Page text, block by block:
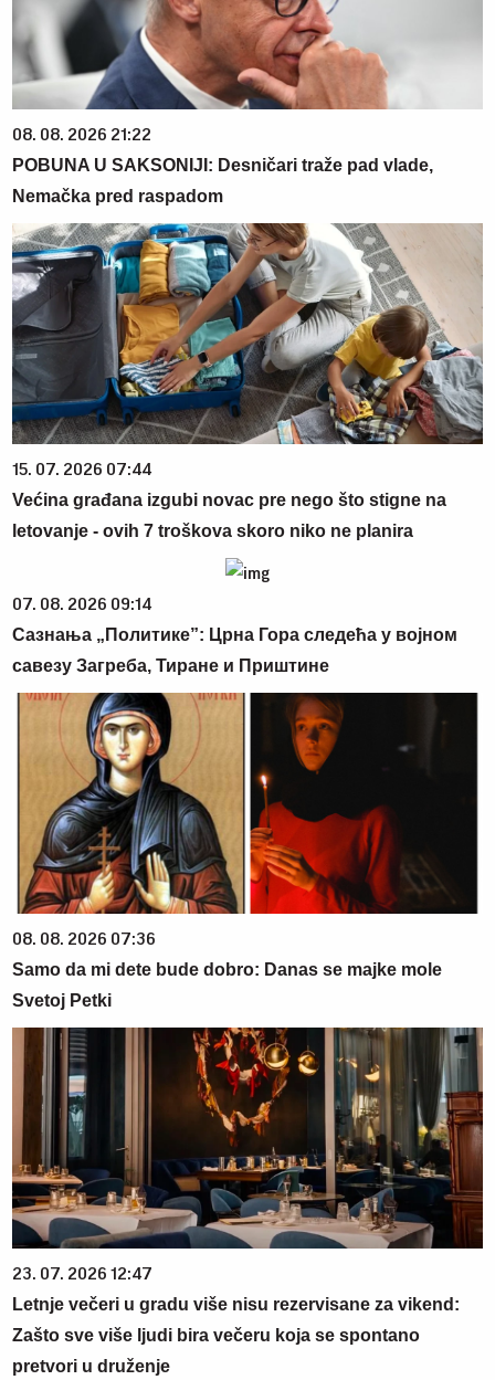
08. 08. 2026 21:22
POBUNA U SAKSONIJI: Desničari traže pad vlade,
Nemačka pred raspadom
15. 07. 2026 07:44
Većina građana izgubi novac pre nego što stigne na
letovanje - ovih 7 troškova skoro niko ne planira
07. 08. 2026 09:14
Сазнања „Политике”: Црна Гора следећа у војном
савезу Загреба, Тиране и Приштине
08. 08. 2026 07:36
Samo da mi dete bude dobro: Danas se majke mole
Svetoj Petki
23. 07. 2026 12:47
Letnje večeri u gradu više nisu rezervisane za vikend:
Zašto sve više ljudi bira večeru koja se spontano
pretvori u druženje